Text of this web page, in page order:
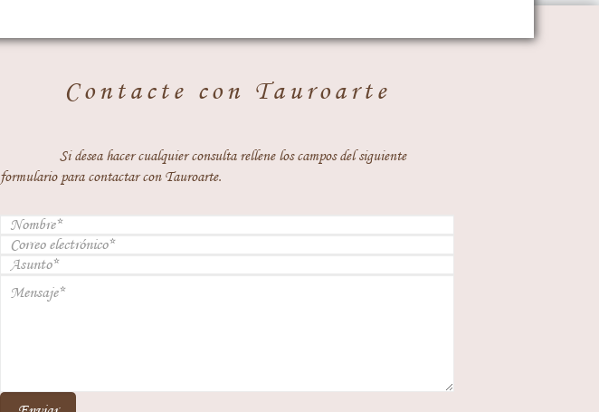
Contacte con Tauroarte
Si desea hacer cualquier consulta rellene los campos del siguiente
formulario para contactar con Tauroarte.